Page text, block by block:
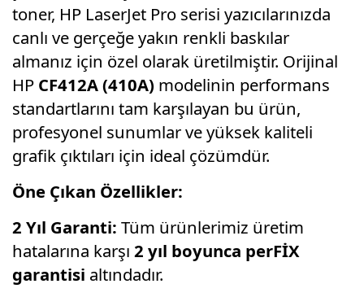
toner, HP LaserJet Pro serisi yazıcılarınızda
canlı ve gerçeğe yakın renkli baskılar
almanız için özel olarak üretilmiştir. Orijinal
HP CF412A (410A) modelinin performans
standartlarını tam karşılayan bu ürün,
profesyonel sunumlar ve yüksek kaliteli
grafik çıktıları için ideal çözümdür.
Öne Çıkan Özellikler:
2 Yıl Garanti: Tüm ürünlerimiz üretim
hatalarına karşı 2 yıl boyunca perFİX
garantisi altındadır.